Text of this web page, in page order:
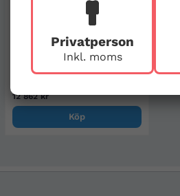
Privatperson
Inkl. moms
Little Baby QCPR, 4-pack, mörk
12 862 kr
Köp